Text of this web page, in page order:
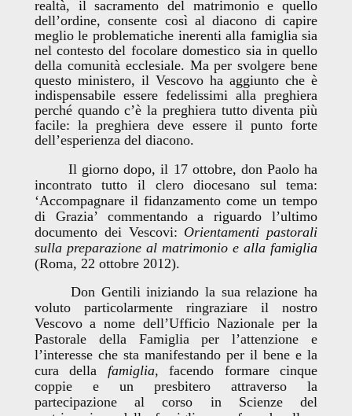
realtà, il sacramento del matrimonio e quello
dell’ordine, consente così al diacono di capire
meglio le problematiche inerenti alla famiglia sia
nel contesto del focolare domestico sia in quello
della comunità ecclesiale. Ma per svolgere bene
questo ministero, il Vescovo ha aggiunto che è
indispensabile essere fedelissimi alla preghiera
perché quando c’è la preghiera tutto diventa più
facile: la preghiera deve essere il punto forte
dell’esperienza del diacono.
Il giorno dopo, il 17 ottobre, don Paolo ha
incontrato tutto il clero diocesano sul tema:
‘Accompagnare il fidanzamento come un tempo
di Grazia’ commentando a riguardo l’ultimo
documento dei Vescovi: Orientamenti pastorali
sulla preparazione al matrimonio e alla famiglia
(Roma, 22 ottobre 2012).
Don Gentili iniziando la sua relazione ha
voluto particolarmente ringraziare il nostro
Vescovo a nome dell’Ufficio Nazionale per la
Pastorale della Famiglia per l’attenzione e
l’interesse che sta manifestando per il bene e la
cura della famiglia, facendo formare cinque
coppie e un presbitero attraverso la
partecipazione al corso in Scienze del